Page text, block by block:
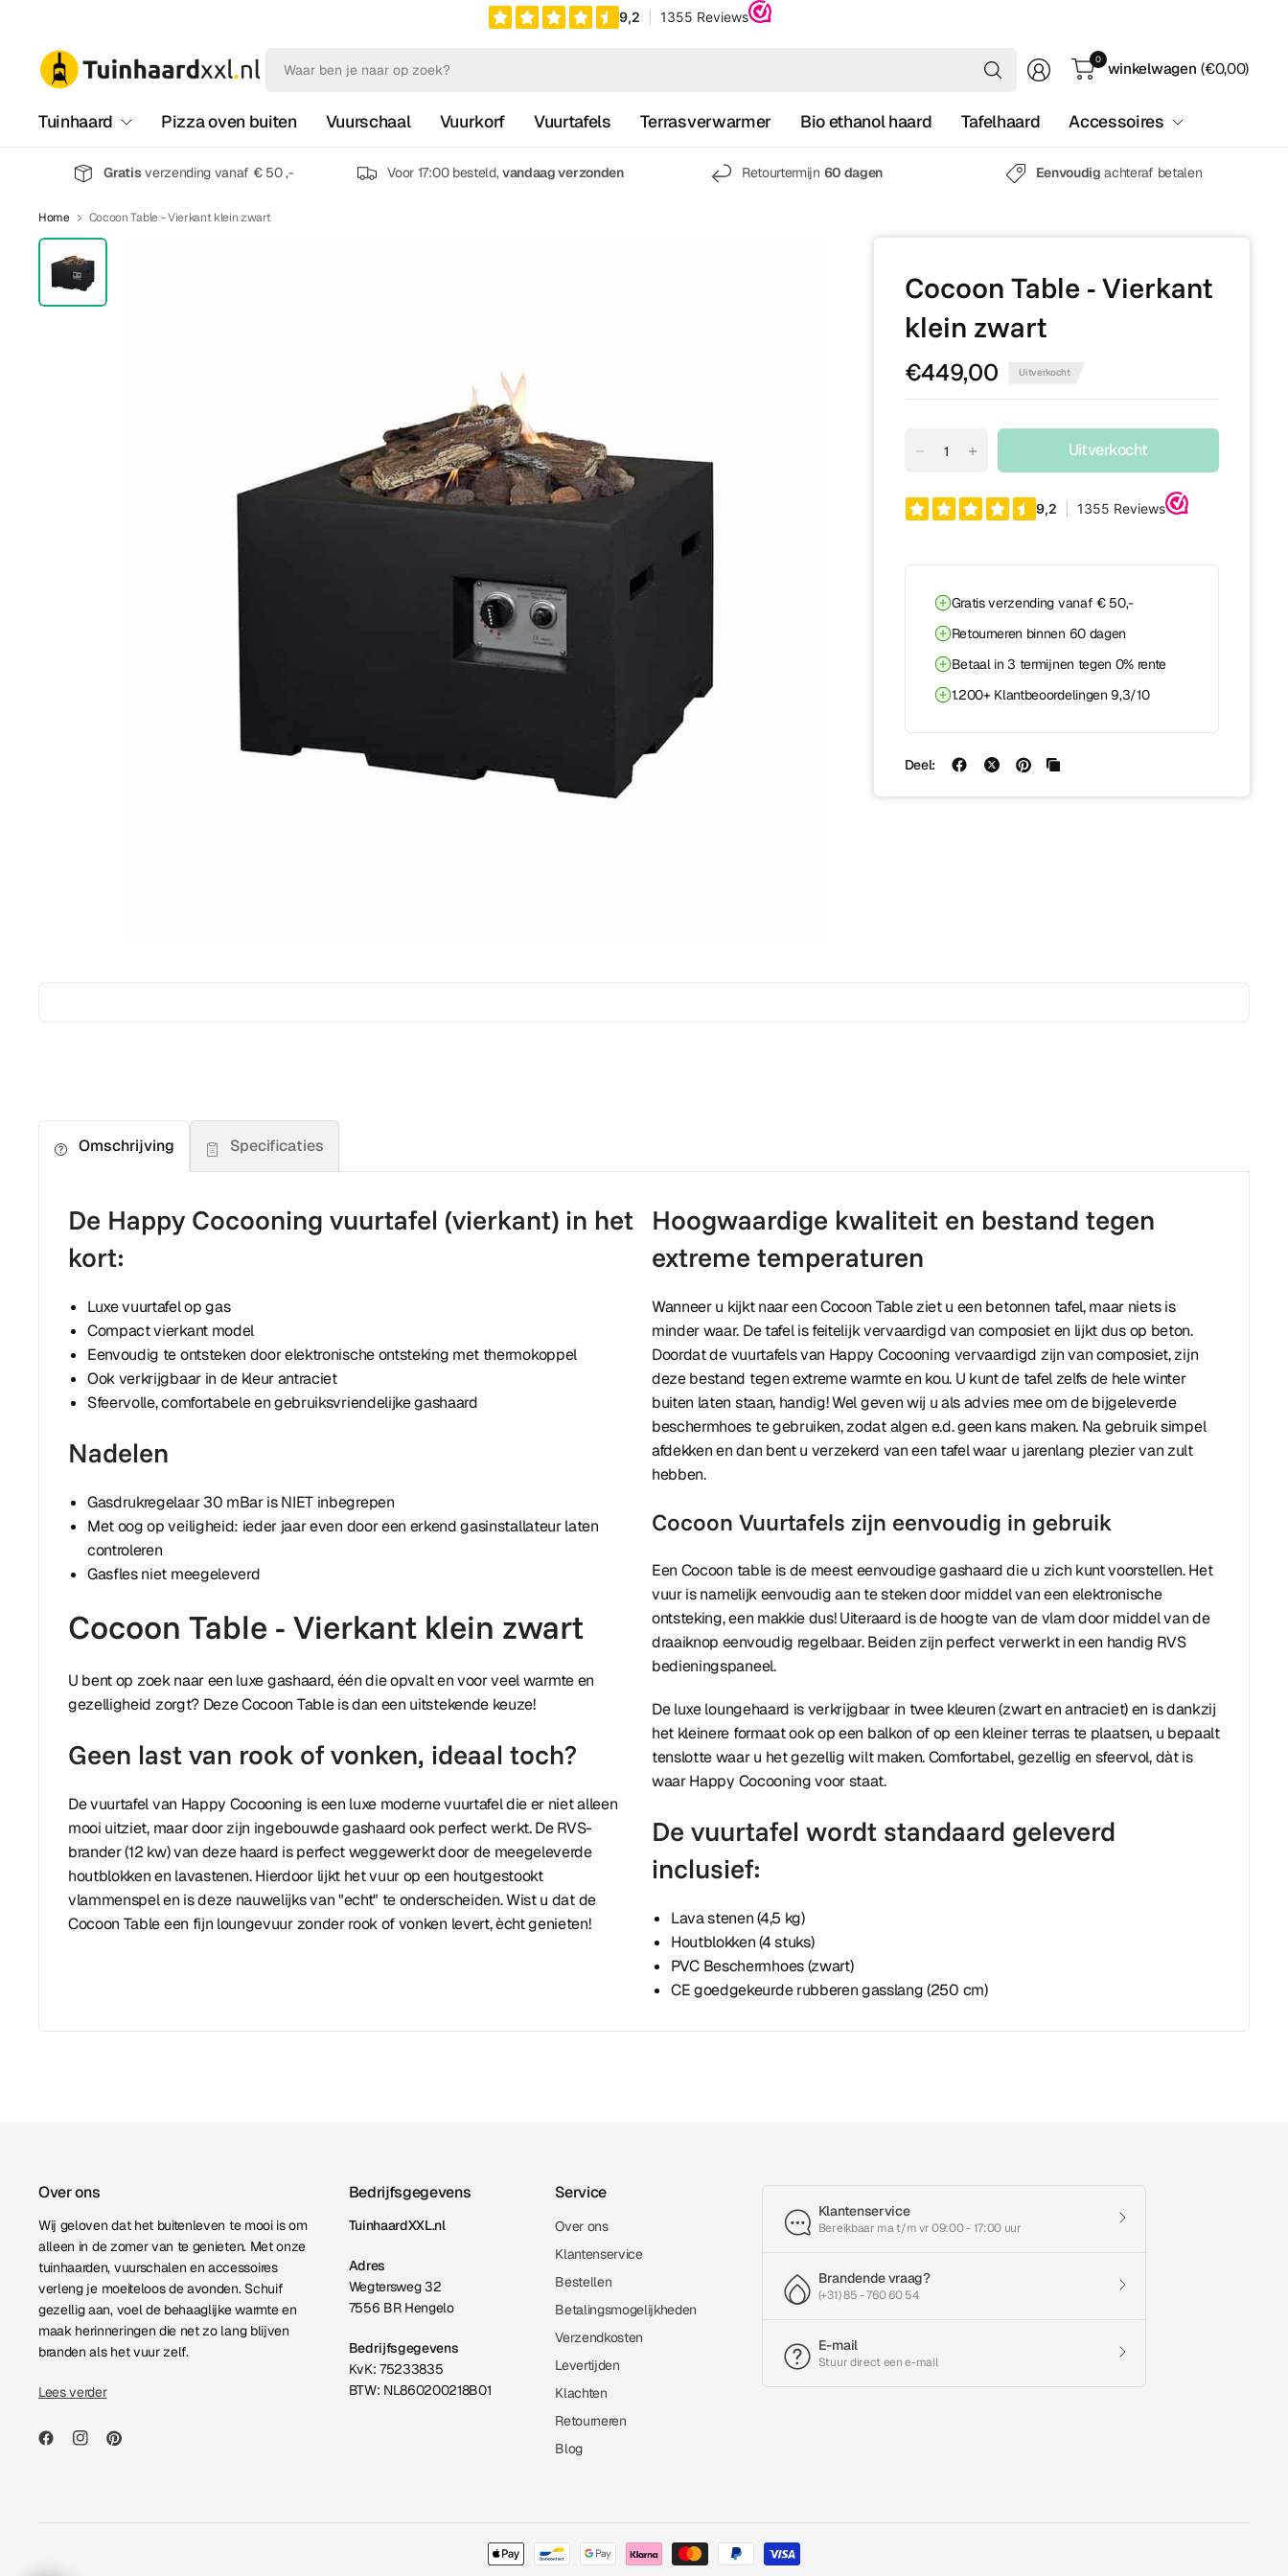
Waar
ben
naar
zoek?
0
winkelwagen (€0,00)
Tuinhaard Pizza oven buiten Vuurschaal Vuurkorf Vuurtafels Terrasverwarmer Bio ethanol haard Tafelhaard Accessoires
Gratisverzending vanaf € 50 ,- Voor 17:00 besteld,vandaag verzonden Retourtermijn 60 dagen Eenvoudig achteraf betalen
Home Cocoon Table - Vierkant klein zwart
Cocoon Table - Vierkant
klein zwart
€449,00 Uitverkocht
Uitverkocht
Gratis verzending vanaf € 50,-
Retourneren binnen 60 dagen
Betaal in 3 termijnen tegen 0% rente
1.200+ Klantbeoordelingen 9,3/10
Deel:
Omschrijving Specificaties
De Happy Cocooning vuurtafel (vierkant) in het
kort:
Luxe vuurtafel op gas
Compact vierkant model
Eenvoudig te ontsteken door elektronische ontsteking met thermokoppel
Ook verkrijgbaar in de kleur antraciet
Sfeervolle, comfortabele en gebruiksvriendelijke gashaard
Nadelen
Gasdrukregelaar 30 mBar is NIET inbegrepen
Met oog op veiligheid: ieder jaar even door een erkend gasinstallateur laten
controleren
Gasfles niet meegeleverd
Cocoon Table - Vierkant klein zwart
U bent op zoek naar een luxe gashaard, één die opvalt en voor veel warmte en
gezelligheid zorgt? Deze Cocoon Table is dan een uitstekende keuze!
Geen last van rook of vonken, ideaal toch?
De vuurtafel van Happy Cocooning is een luxe moderne vuurtafel die er niet alleen
mooi uitziet, maar door zijn ingebouwde gashaard ook perfect werkt. De RVS-
brander (12 kw) van deze haard is perfect weggewerkt door de meegeleverde
houtblokken en lavastenen. Hierdoor lijkt het vuur op een houtgestookt
vlammenspel en is deze nauwelijks van "echt" te onderscheiden. Wist u dat de
Cocoon Table een fijn loungevuur zonder rook of vonken levert, ècht genieten!
Hoogwaardige kwaliteit en bestand tegen
extreme temperaturen
Wanneer u kijkt naar een Cocoon Table ziet u een betonnen tafel, maar niets is
minder waar. De tafel is feitelijk vervaardigd van composiet en lijkt dus op beton.
Doordat de vuurtafels van Happy Cocooning vervaardigd zijn van composiet, zijn
deze bestand tegen extreme warmte en kou. U kunt de tafel zelfs de hele winter
buiten laten staan, handig! Wel geven wij u als advies mee om de bijgeleverde
beschermhoes te gebruiken, zodat algen e.d. geen kans maken. Na gebruik simpel
afdekken en dan bent u verzekerd van een tafel waar u jarenlang plezier van zult
hebben.
Cocoon Vuurtafels zijn eenvoudig in gebruik
Een Cocoon table is de meest eenvoudige gashaard die u zich kunt voorstellen. Het
vuur is namelijk eenvoudig aan te steken door middel van een elektronische
ontsteking, een makkie dus! Uiteraard is de hoogte van de vlam door middel van de
draaiknop eenvoudig regelbaar. Beiden zijn perfect verwerkt in een handig RVS
bedieningspaneel.
De luxe loungehaard is verkrijgbaar in twee kleuren (zwart en antraciet) en is dankzij
het kleinere formaat ook op een balkon of op een kleiner terras te plaatsen, u bepaalt
tenslotte waar u het gezellig wilt maken. Comfortabel, gezellig en sfeervol, dàt is
waar Happy Cocooning voor staat.
De vuurtafel wordt standaard geleverd
inclusief:
Lava stenen (4,5 kg)
Houtblokken (4 stuks)
PVC Beschermhoes (zwart)
CE goedgekeurde rubberen gasslang (250 cm)
Over ons
Wij geloven dat het buitenleven te mooi is om
alleen in de zomer van te genieten. Met onze
tuinhaarden, vuurschalen en accessoires
verleng je moeiteloos de avonden. Schuif
gezellig aan, voel de behaaglijke warmte en
maak herinneringen die net zo lang blijven
branden als het vuur zelf.
Lees verder
Bedrijfsgegevens
TuinhaardXXL.nl
Adres
Wegtersweg 32
7556 BR Hengelo
Bedrijfsgegevens
KvK: 75233835
BTW: NL860200218B01
Service
Over ons
Klantenservice
Bestellen
Betalingsmogelijkheden
Verzendkosten
Levertijden
Klachten
Retourneren
Blog
Klantenservice
Bereikbaar ma t/m vr 09:00 - 17:00 uur
Brandende vraag?
(+31) 85 - 760 60 54
E-mail
Stuur direct een e-mail